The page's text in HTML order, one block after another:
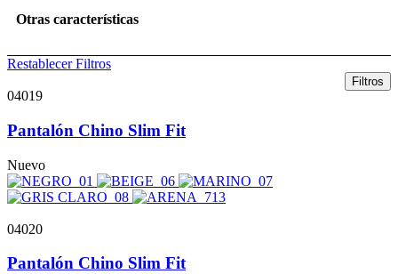
Otras características
Restablecer Filtros
Filtros
04019
Pantalón Chino Slim Fit
Nuevo
04020
Pantalón Chino Slim Fit